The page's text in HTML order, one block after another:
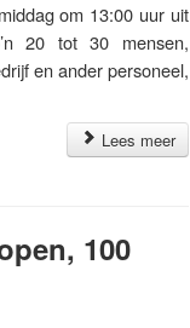
om 13:00 uur uit
20 tot 30 mensen,
en ander personeel,
Lees meer
100